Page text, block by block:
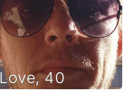
Love,40